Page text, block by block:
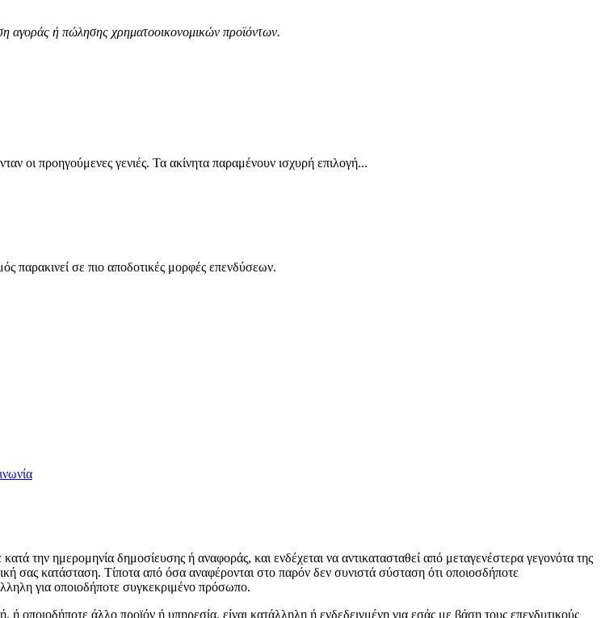
αγοράς ή πώλησης χρηματοοικονομικών προϊόντων.
οι προηγούμενες γενιές. Τα ακίνητα παραμένουν ισχυρή επιλογή...
παρακινεί σε πιο αποδοτικές μορφές επενδύσεων.
την ημερομηνία δημοσίευσης ή αναφοράς, και ενδέχεται να αντικατασταθεί από μεταγενέστερα γεγονότα της
σας κατάσταση. Τίποτα από όσα αναφέρονται στο παρόν δεν συνιστά σύσταση ότι οποιοσδήποτε
για οποιοδήποτε συγκεκριμένο πρόσωπο.
ή οποιοδήποτε άλλο προϊόν ή υπηρεσία, είναι κατάλληλη ή ενδεδειγμένη για εσάς με βάση τους επενδυτικούς